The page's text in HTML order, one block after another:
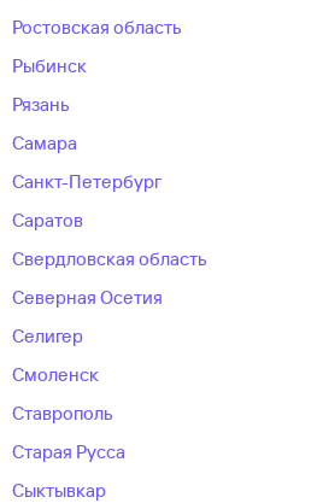
Ростовская область
Рыбинск
Рязань
Самара
Санкт-Петербург
Саратов
Свердловская область
Северная Осетия
Селигер
Смоленск
Ставрополь
Старая Русса
Сыктывкар